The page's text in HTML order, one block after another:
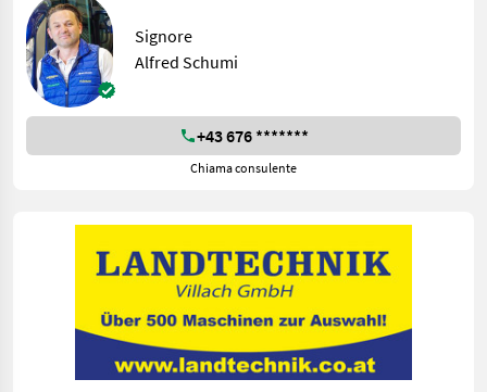
Signore
Alfred Schumi
+43 676 *******
Chiama consulente